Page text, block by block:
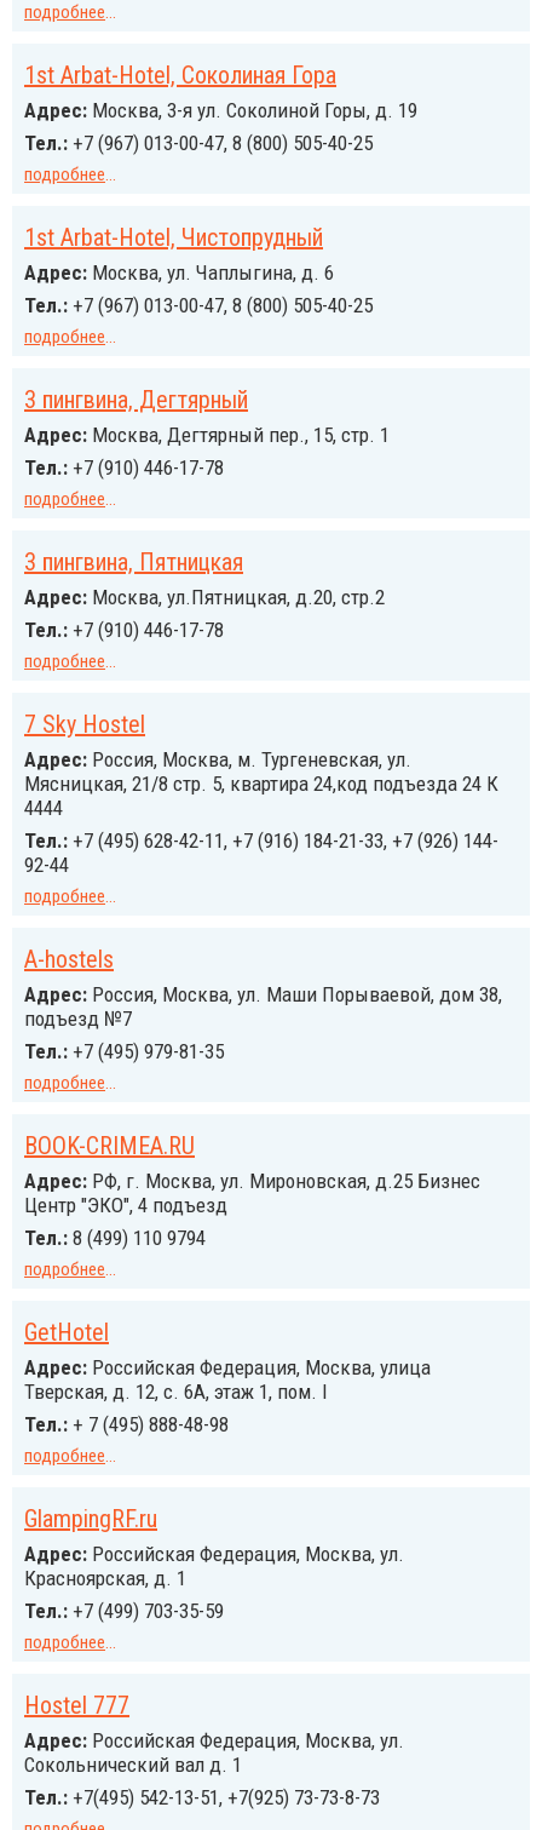
подробнее...
1st Arbat-Hotel, Соколиная Гора
Адрес: Москва, 3-я ул. Соколиной Горы, д. 19
Тел.: +7 (967) 013-00-47, 8 (800) 505-40-25
подробнее...
1st Arbat-Hotel, Чистопрудный
Адрес: Москва, ул. Чаплыгина, д. 6
Тел.: +7 (967) 013-00-47, 8 (800) 505-40-25
подробнее...
3 пингвина, Дегтярный
Адрес: Москва, Дегтярный пер., 15, стр. 1
Тел.: +7 (910) 446-17-78
подробнее...
3 пингвина, Пятницкая
Адрес: Москва, ул.Пятницкая, д.20, стр.2
Тел.: +7 (910) 446-17-78
подробнее...
7 Sky Hostel
Адрес: Россия, Москва, м. Тургеневская, ул.
Мясницкая, 21/8 стр. 5, квартира 24,код подъезда 24 К
4444
Тел.: +7 (495) 628-42-11, +7 (916) 184-21-33, +7 (926) 144-
92-44
подробнее...
A-hostels
Адрес: Россия, Москва, ул. Маши Порываевой, дом 38,
подъезд №7
Тел.: +7 (495) 979-81-35
подробнее...
BOOK-CRIMEA.RU
Адрес: РФ, г. Москва, ул. Мироновская, д.25 Бизнес
Центр "ЭКО", 4 подъезд
Тел.: 8 (499) 110 9794
подробнее...
GetHotel
Адрес: Российcкая Федерация, Москва, улица
Тверская, д. 12, c. 6А, этаж 1, пом. I
Тел.: + 7 (495) 888-48-98
подробнее...
GlampingRF.ru
Адрес: Российcкая Федерация, Москва, ул.
Красноярская, д. 1
Тел.: +7 (499) 703-35-59
подробнее...
Hostel 777
Адрес: Российcкая Федерация, Москва, ул.
Сокольнический вал д. 1
Тел.: +7(495) 542-13-51, +7(925) 73-73-8-73